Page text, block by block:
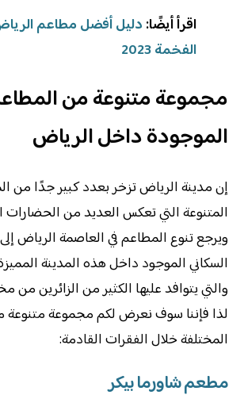
اقرأ أيضًا: دليل أفضل مطاعم
الفخمة 2023
مجموعة متنوعة من
الموجودة داخل الرياض
إن مدينة الرياض تزخر بعدد كبير جدًا من
المتنوعة التي تعكس العديد من الحضارات
ويرجع تنوع المطاعم في العاصمة الرياض
السكاني الموجود داخل هذه المدينة
والتي يتوافد عليها الكثير من الزائرين من
لذا فإننا سوف نعرض لكم مجموعة
المختلفة خلال الفقرات القادمة:
مطعم شاورما بيكر